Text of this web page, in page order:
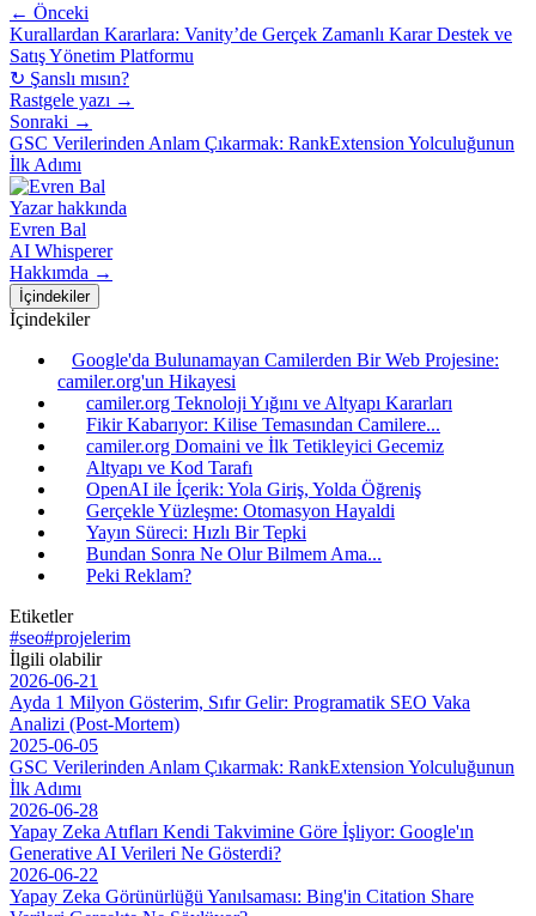
← Önceki
Kurallardan Kararlara: Vanity’de Gerçek Zamanlı Karar Destek ve
Satış Yönetim Platformu
↻ Şanslı mısın?
Rastgele yazı →
Sonraki →
GSC Verilerinden Anlam Çıkarmak: RankExtension Yolculuğunun
İlk Adımı
Yazar hakkında
Evren Bal
AI Whisperer
Hakkımda →
İçindekiler
İçindekiler
Google'da Bulunamayan Camilerden Bir Web Projesine:
camiler.org'un Hikayesi
camiler.org Teknoloji Yığını ve Altyapı Kararları
Fikir Kabarıyor: Kilise Temasından Camilere...
camiler.org Domaini ve İlk Tetikleyici Gecemiz
Altyapı ve Kod Tarafı
OpenAI ile İçerik: Yola Giriş, Yolda Öğreniş
Gerçekle Yüzleşme: Otomasyon Hayaldi
Yayın Süreci: Hızlı Bir Tepki
Bundan Sonra Ne Olur Bilmem Ama...
Peki Reklam?
Etiketler
#seo#projelerim
İlgili olabilir
2026-06-21
Ayda 1 Milyon Gösterim, Sıfır Gelir: Programatik SEO Vaka
Analizi (Post-Mortem)
2025-06-05
GSC Verilerinden Anlam Çıkarmak: RankExtension Yolculuğunun
İlk Adımı
2026-06-28
Yapay Zeka Atıfları Kendi Takvimine Göre İşliyor: Google'ın
Generative AI Verileri Ne Gösterdi?
2026-06-22
Yapay Zeka Görünürlüğü Yanılsaması: Bing'in Citation Share